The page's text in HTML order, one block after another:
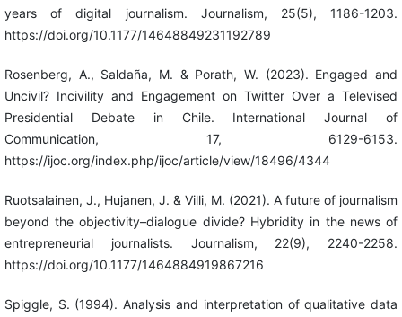
years of digital journalism. Journalism, 25(5), 1186-1203.
https://doi.org/10.1177/14648849231192789
Rosenberg, A., Saldaña, M. & Porath, W. (2023). Engaged and
Uncivil? Incivility and Engagement on Twitter Over a Televised
Presidential Debate in Chile. International Journal of
Communication, 17, 6129-6153.
https://ijoc.org/index.php/ijoc/article/view/18496/4344
Ruotsalainen, J., Hujanen, J. & Villi, M. (2021). A future of journalism
beyond the objectivity–dialogue divide? Hybridity in the news of
entrepreneurial journalists. Journalism, 22(9), 2240-2258.
https://doi.org/10.1177/1464884919867216
Spiggle, S. (1994). Analysis and interpretation of qualitative data